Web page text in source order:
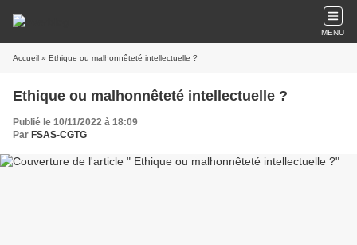
MENU
Accueil » Ethique ou malhonnêteté intellectuelle ?
Ethique ou malhonnêteté intellectuelle ?
Publié le 10/11/2022 à 18:09
Par FSAS-CGTG